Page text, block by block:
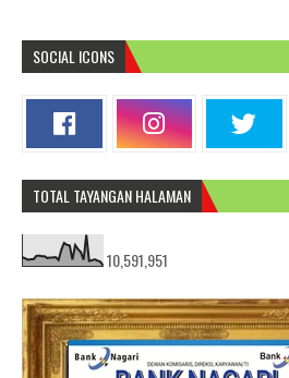
SOCIAL ICONS
TOTAL TAYANGAN HALAMAN
10,591,951